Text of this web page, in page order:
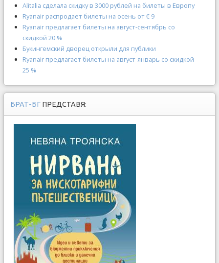
Alitalia сделала скидку в 3000 рублей на билеты в Европу
Ryanair распродает билеты на осень от € 9
Ryanair предлагает билеты на август-сентябрь со
скидкой 20 %
Букингемский дворец открыли для публики
Ryanair предлагает билеты на август-январь со скидкой
25 %
БРАТ-БГ ПРЕДСТАВЯ: